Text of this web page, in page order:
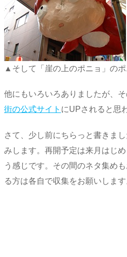
▲そして「崖の上のポニョ」のポ
他にもいろいろありましたが、
街の公式サイト にUPされると思
さて、少し前にちらっと書きま
みします。再開予定は来月はじ
う感じです。その間のネタ集め
る方は各自で収集をお願いします